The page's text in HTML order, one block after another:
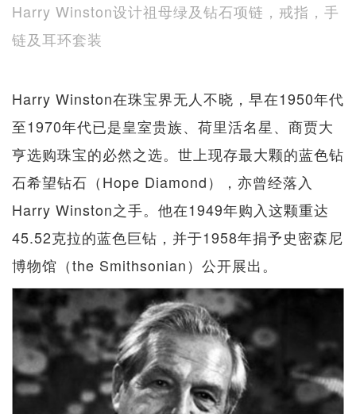
Harry Winston设计祖母绿及钻石项链，戒指，手
链及耳环套装
Harry Winston在珠宝界无人不晓，早在1950年代
至1970年代已是皇室贵族、荷里活名星、商贾大
亨选购珠宝的必然之选。世上现存最大颗的蓝色钻
石希望钻石（Hope Diamond），亦曾经落入
Harry Winston之手。他在1949年购入这颗重达
45.52克拉的蓝色巨钻，并于1958年捐予史密森尼
博物馆（the Smithsonian）公开展出。